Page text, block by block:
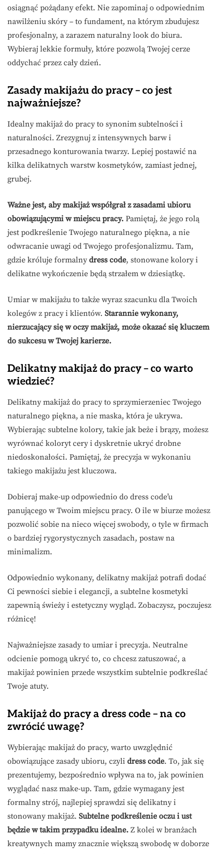
osiągnąć pożądany efekt. Nie zapominaj o odpowiednim
nawilżeniu skóry – to fundament, na którym zbudujesz
profesjonalny, a zarazem naturalny look do biura.
Wybieraj lekkie formuły, które pozwolą Twojej cerze
oddychać przez cały dzień.
Zasady makijażu do pracy – co jest
najważniejsze?
Idealny makijaż do pracy to synonim subtelności i
naturalności. Zrezygnuj z intensywnych barw i
przesadnego konturowania twarzy. Lepiej postawić na
kilka delikatnych warstw kosmetyków, zamiast jednej,
grubej.
Ważne jest, aby makijaż współgrał z zasadami ubioru
obowiązującymi w miejscu pracy. Pamiętaj, że jego rolą
jest podkreślenie Twojego naturalnego piękna, a nie
odwracanie uwagi od Twojego profesjonalizmu. Tam,
gdzie króluje formalny dress code, stonowane kolory i
delikatne wykończenie będą strzałem w dziesiątkę.
Umiar w makijażu to także wyraz szacunku dla Twoich
kolegów z pracy i klientów. Starannie wykonany,
nierzucający się w oczy makijaż, może okazać się kluczem
do sukcesu w Twojej karierze.
Delikatny makijaż do pracy – co warto
wiedzieć?
Delikatny makijaż do pracy to sprzymierzeniec Twojego
naturalnego piękna, a nie maska, która je ukrywa.
Wybierając subtelne kolory, takie jak beże i brązy, możesz
wyrównać koloryt cery i dyskretnie ukryć drobne
niedoskonałości. Pamiętaj, że precyzja w wykonaniu
takiego makijażu jest kluczowa.
Dobieraj make-up odpowiednio do dress code’u
panującego w Twoim miejscu pracy. O ile w biurze możesz
pozwolić sobie na nieco więcej swobody, o tyle w firmach
o bardziej rygorystycznych zasadach, postaw na
minimalizm.
Odpowiednio wykonany, delikatny makijaż potrafi dodać
Ci pewności siebie i elegancji, a subtelne kosmetyki
zapewnią świeży i estetyczny wygląd. Zobaczysz, poczujesz
różnicę!
Najważniejsze zasady to umiar i precyzja. Neutralne
odcienie pomogą ukryć to, co chcesz zatuszować, a
makijaż powinien przede wszystkim subtelnie podkreślać
Twoje atuty.
Makijaż do pracy a dress code – na co
zwrócić uwagę?
Wybierając makijaż do pracy, warto uwzględnić
obowiązujące zasady ubioru, czyli dress code. To, jak się
prezentujemy, bezpośrednio wpływa na to, jak powinien
wyglądać nasz make-up. Tam, gdzie wymagany jest
formalny strój, najlepiej sprawdzi się delikatny i
stonowany makijaż. Subtelne podkreślenie oczu i ust
będzie w takim przypadku idealne. Z kolei w branżach
kreatywnych mamy znacznie większą swobodę w doborze